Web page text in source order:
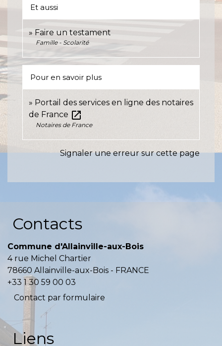
Et aussi
Faire un testament
Famille - Scolarité
Pour en savoir plus
Portail des services en ligne des notaires
de France open_in_new
Notaires de France
Signaler une erreur sur cette page
Contacts
Commune d'Allainville-aux-Bois
4 rue Michel Chartier
78660 Allainville-aux-Bois - FRANCE
+33 1 30 59 00 03
Contact par formulaire
Liens